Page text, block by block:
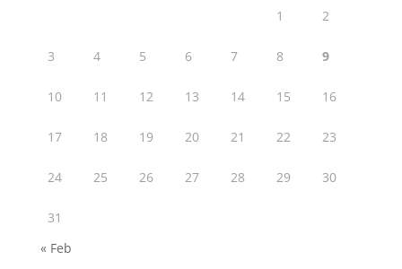
1 2
3 4 5 6 7 8 9
10 11 12 13 14 15 16
17 18 19 20 21 22 23
24 25 26 27 28 29 30
31
« Feb